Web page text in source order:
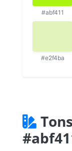
#abf411
#e2f4ba